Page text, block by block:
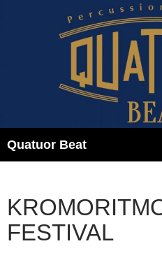
Quatuor Beat
FESTIVAL